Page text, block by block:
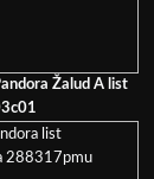
Žalud A list